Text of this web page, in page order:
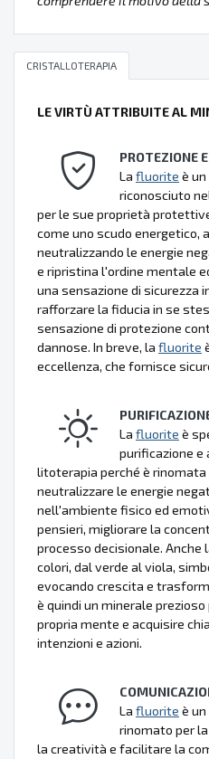
CRISTALLOTERAPIA
LE VIRTÙ ATTRIBUITE AL
PROTEZIONE
La fluorite è
riconosciuto
per le sue proprietà
come uno scudo energetico,
neutralizzando le energie
e ripristina l'ordine mentale
una sensazione di sicurezza
rafforzare la fiducia in se
sensazione di protezione
dannose. In breve, la fluorite
eccellenza, che fornisce
La fluorite è
purificazione e
litoterapia perché è rinomata
neutralizzare le energie
nell'ambiente fisico ed
pensieri, migliorare la
processo decisionale. Anche
colori, dal verde al viola,
evocando crescita e
è quindi un minerale
propria mente e acquisire
intenzioni e azioni.
La fluorite è
rinomato per
la creatività e facilitare la